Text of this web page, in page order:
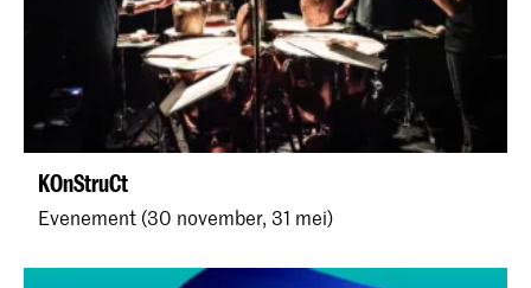
KOnStruCt
Evenement (30 november, 31 mei)